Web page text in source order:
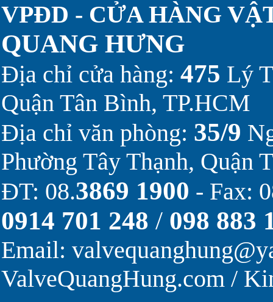
VPĐD - CỬA HÀNG
QUANG HƯNG
Địa chỉ cửa hàng: 475 Lý
Quận Tân Bình, TP.HCM
Địa chỉ văn phòng: 35/9
Phường Tây Thạnh, Quận
ĐT: 08.3869 1900 - Fax:
0914 701 248 / 098 883
Email:
ValveQuangHung.com /